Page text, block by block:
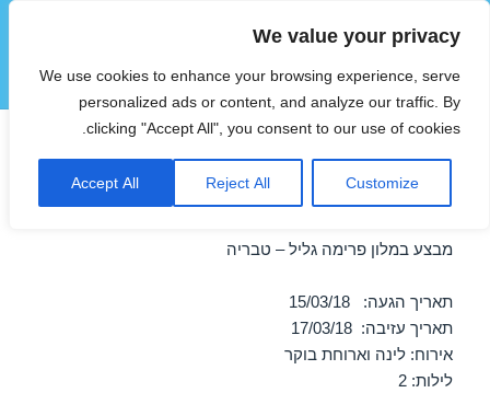
We value your privacy
We use cookies to enhance your browsing experience, serve
personalized ads or content, and analyze our traffic. By
clicking "Accept All", you consent to our use of cookies.
Customize
Reject All
Accept All
הוטצימר
תפריטים
ווידג'טים
חופשה במלון פרימה גליל –
טבריה 15/03/2018
מבצע במלון פרימה גליל – טבריה
תאריך הגעה: 15/03/18
תאריך עזיבה: 17/03/18
אירוח: לינה וארוחת בוקר
לילות: 2